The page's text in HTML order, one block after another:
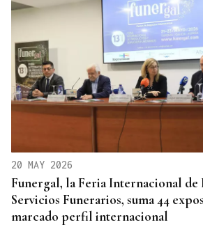
20 MAY 2026
Funergal, la Feria Internacional de
Servicios Funerarios, suma 44
marcado perfil internacional